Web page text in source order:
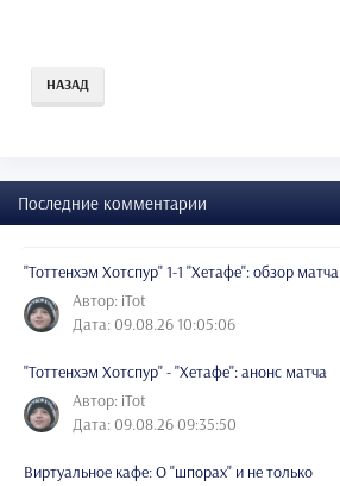
НАЗАД
Последние комментарии
"Тоттенхэм Хотспур" 1-1 "Хетафе": обзор матча
Автор: iTot
Дата: 09.08.26 10:05:06
"Тоттенхэм Хотспур" - "Хетафе": анонс матча
Автор: iTot
Дата: 09.08.26 09:35:50
Виртуальное кафе: О "шпорах" и не только